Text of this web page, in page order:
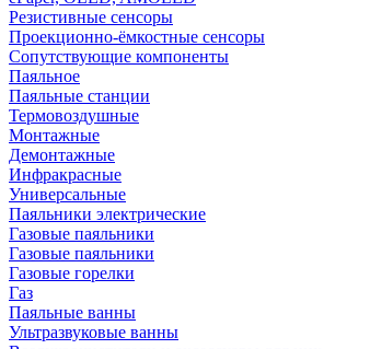
Резистивные сенсоры
Проекционно-ёмкостные сенсоры
Сопутствующие компоненты
Паяльное
Паяльные станции
Термовоздушные
Монтажные
Демонтажные
Инфракрасные
Универсальные
Паяльники электрические
Газовые паяльники
Газовые паяльники
Газовые горелки
Газ
Паяльные ванны
Ультразвуковые ванны